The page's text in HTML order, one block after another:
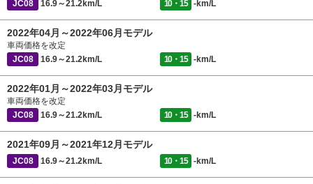
JC08
16.9～21.2km/L 10・15 -km/L
2022年04月～2022年06月モデル
車両価格を改定
JC08
16.9～21.2km/L 10・15 -km/L
2022年01月～2022年03月モデル
車両価格を改定
JC08
16.9～21.2km/L 10・15 -km/L
2021年09月～2021年12月モデル
JC08 16.9～21.2km/L 10・15 -km/L